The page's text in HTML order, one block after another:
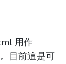
用作
目前這是可